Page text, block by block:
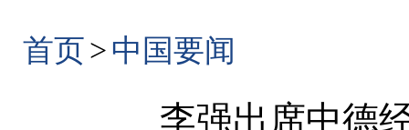
首页>中国要闻
李强出席中德